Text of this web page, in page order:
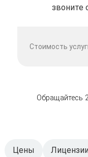
звоните
Стоимость
Обращайтесь
Цены